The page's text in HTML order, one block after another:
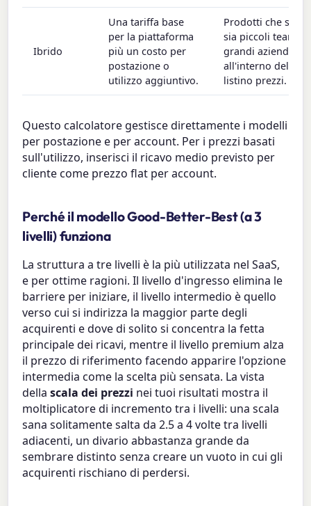
Ibrido
Una tariffa base
per la piattaforma
più un costo per
postazione o
utilizzo aggiuntivo.
Prodotti che
sia piccoli team
grandi aziende
all'interno dello
listino prezzi.
Questo calcolatore gestisce direttamente i modelli
per postazione e per account. Per i prezzi basati
sull'utilizzo, inserisci il ricavo medio previsto per
cliente come prezzo flat per account.
Perché il modello Good-Better-Best (a 3
livelli) funziona
La struttura a tre livelli è la più utilizzata nel SaaS,
e per ottime ragioni. Il livello d'ingresso elimina le
barriere per iniziare, il livello intermedio è quello
verso cui si indirizza la maggior parte degli
acquirenti e dove di solito si concentra la fetta
principale dei ricavi, mentre il livello premium alza
il prezzo di riferimento facendo apparire l'opzione
intermedia come la scelta più sensata. La vista
dellascala dei prezzi nei tuoi risultati mostra il
moltiplicatore di incremento tra i livelli: una scala
sana solitamente salta da 2.5 a 4 volte tra livelli
adiacenti, un divario abbastanza grande da
sembrare distinto senza creare un vuoto in cui gli
acquirenti rischiano di perdersi.